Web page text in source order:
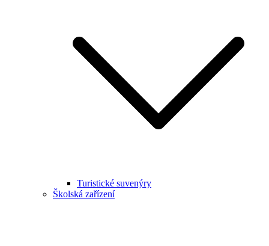
Turistické suvenýry
Školská zařízení